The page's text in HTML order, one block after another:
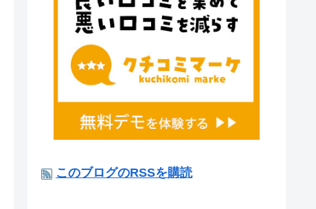
このブログのRSSを購読